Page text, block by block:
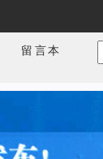
留言本